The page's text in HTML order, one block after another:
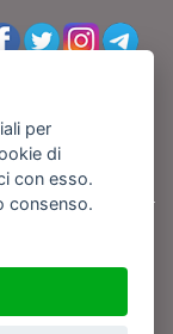
le fotografie recanti il
per
di
con esso.
consenso.